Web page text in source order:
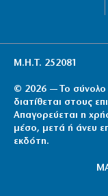
Μ.Η.Τ. 252081
© 2026 — Το σύνολο
διατίθεται στους
Απαγορεύεται η
μέσο, μετά ή άνευ
εκδότη.